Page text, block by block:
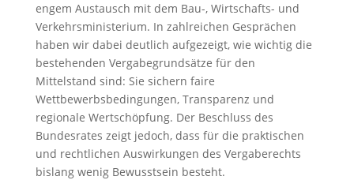
engem Austausch mit dem Bau-, Wirtschafts- und
Verkehrsministerium. In zahlreichen Gesprächen
haben wir dabei deutlich aufgezeigt, wie wichtig die
bestehenden Vergabegrundsätze für den
Mittelstand sind: Sie sichern faire
Wettbewerbsbedingungen, Transparenz und
regionale Wertschöpfung. Der Beschluss des
Bundesrates zeigt jedoch, dass für die praktischen
und rechtlichen Auswirkungen des Vergaberechts
bislang wenig Bewusstsein besteht.